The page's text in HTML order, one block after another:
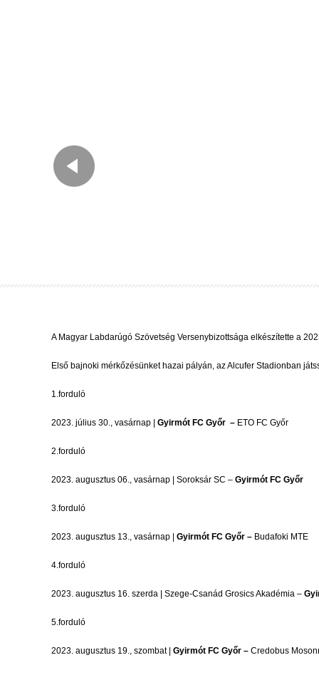
A Magyar Labdarúgó Szövetség Versenybizottsága elkészítette a
Első bajnoki mérkőzésünket hazai pályán, az Alcufer Stadionban
1.forduló
2023. július 30., vasárnap | Gyirmót FC Győr – ETO FC Győr
2.forduló
2023. augusztus 06., vasárnap | Soroksár SC – Gyirmót FC Győr
3.forduló
2023. augusztus 13., vasárnap | Gyirmót FC Győr – Budafoki MTE
4.forduló
2023. augusztus 16. szerda | Szege-Csanád Grosics Akadémia –
5.forduló
2023. augusztus 19., szombat | Gyirmót FC Győr – Credobus